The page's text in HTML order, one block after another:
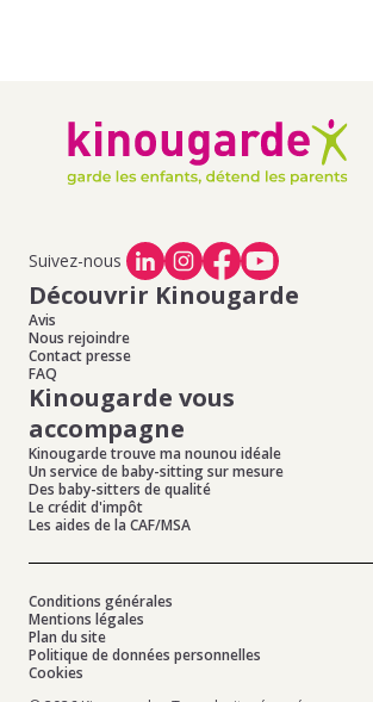
Suivez-nous
Découvrir Kinougarde
Avis
Nous rejoindre
Contact presse
FAQ
Kinougarde vous
accompagne
Kinougarde trouve ma nounou idéale
Un service de baby-sitting sur mesure
Des baby-sitters de qualité
Le crédit d'impôt
Les aides de la CAF/MSA
Conditions générales
Mentions légales
Plan du site
Politique de données personnelles
Cookies